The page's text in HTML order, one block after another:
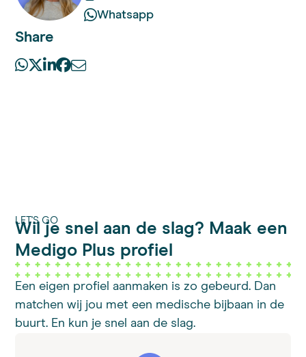
Whatsapp
Share
LET'S GO
Wil je snel aan de slag? Maak een
Medigo Plus profiel
Een eigen profiel aanmaken is zo gebeurd. Dan
matchen wij jou met een medische bijbaan in de
buurt. En kun je snel aan de slag.